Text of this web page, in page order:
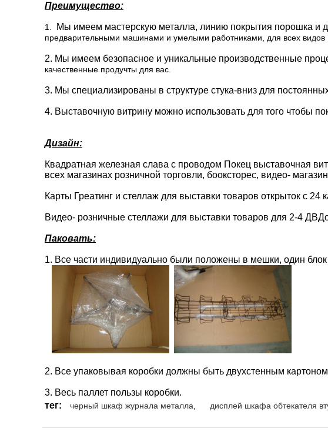
Преимущество:
1. Мы имеем мастерскую металла, линию покрытия порошка и
предварительными машинами и умелыми работниками, для всех
2. Мы имеем безопасное и уникальные производственные
качественные продучты для вас.
3. Мы специализированы в структуре стука-вниз для
4. Выставочную витрину можно использовать для того чтобы
Дизайн:
Квадратная железная слава с проводом Покец выставочная
всех магазинах розничной торговли, бооксторес, видео-
Карты Греатинг и стеллаж для выставки товаров открыток с
Видео- розничные стеллажи для выставки товаров для 2-4
Паковать:
1. Все части индивидуально были положены в мешки, один
2. Все упаковывая коробки должны быть двухстенным
3. Весь паллет пользы коробки.
тег:
черный шкаф журнала металла дисплей шкафа обтекателя